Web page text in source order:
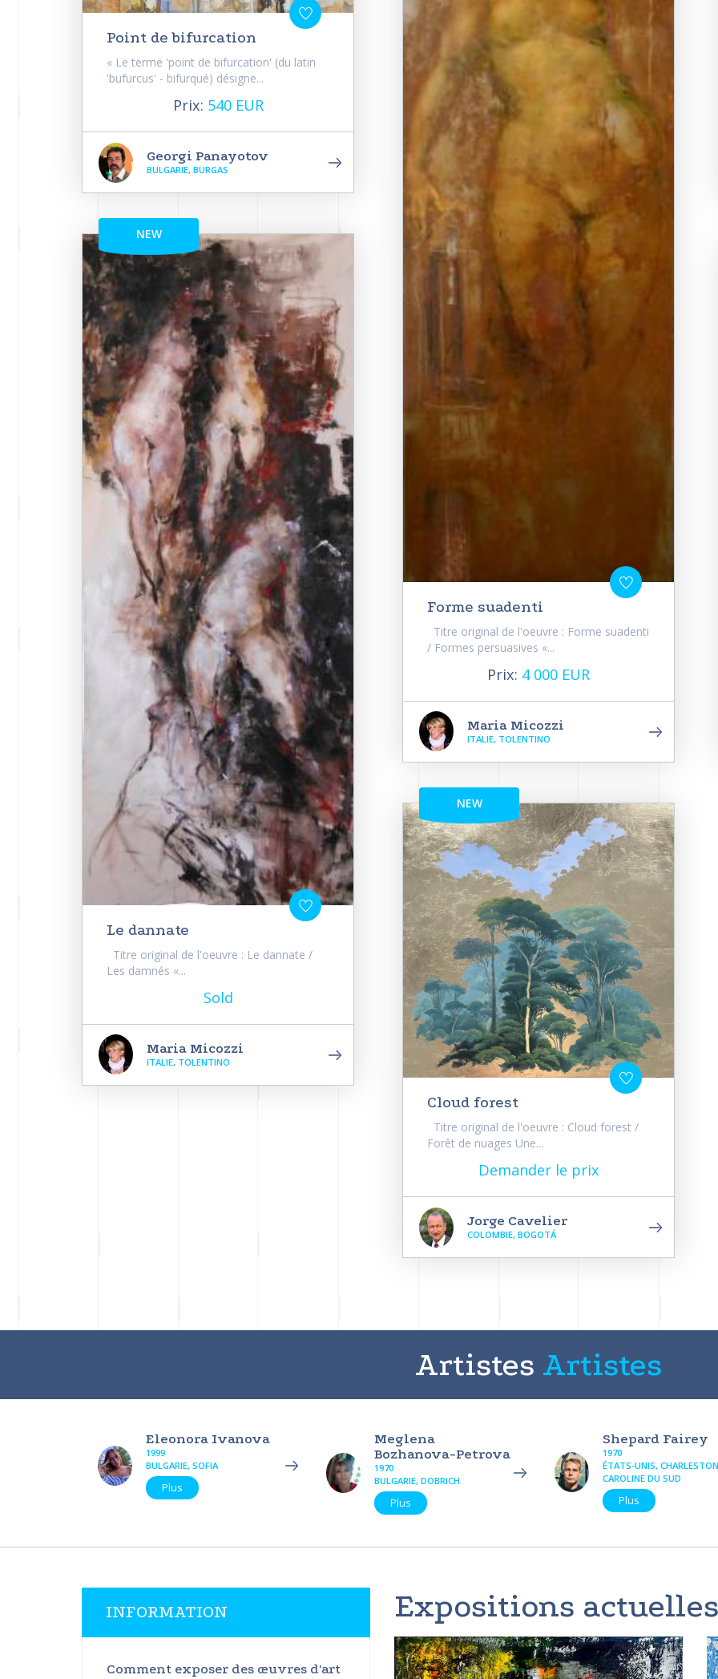
Point de bifurcation
« Le terme 'point de bifurcation' (du latin
'bufurcus' - bifurqué) désigne...
Prix: 540 EUR
Georgi Panayotov
BULGARIE, BURGAS
NEW
Le dannate
Titre original de l'oeuvre : Le dannate /
Les damnés «...
Sold
Maria Micozzi
ITALIE, TOLENTINO
Forme suadenti
Titre original de l'oeuvre : Forme suadenti
/ Formes persuasives «...
Prix: 4 000 EUR
Maria Micozzi
ITALIE, TOLENTINO
NEW
Cloud forest
Titre original de l'oeuvre : Cloud forest /
Forêt de nuages Une...
Demander le prix
Jorge Cavelier
COLOMBIE, BOGOTÁ
Artistes Artistes
Eleonora Ivanova
1999
BULGARIE, SOFIA
Plus
Meglena
Bozhanova-Petrova
1970
BULGARIE, DOBRICH
Plus
Shepard Fairey
1970
ÉTATS-UNIS,
CAROLINE DU SUD
Plus
INFORMATION
Comment exposer des œuvres d'art
Expositions